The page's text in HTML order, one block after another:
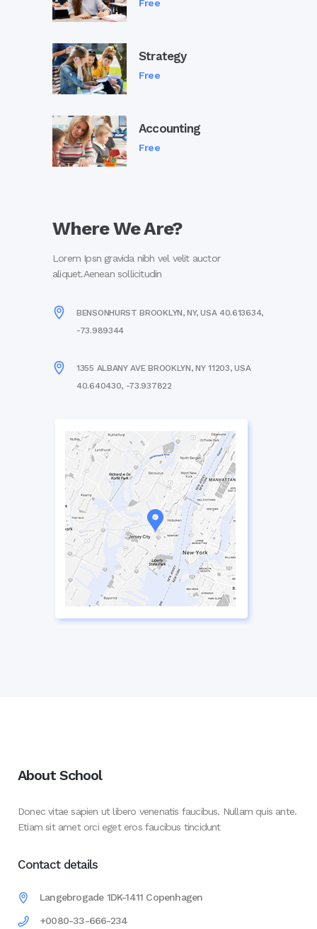
Free
Strategy
Free
Accounting
Free
Where We Are?
Lorem Ipsn gravida nibh vel velit auctor
aliquet.Aenean sollicitudin
BENSONHURST BROOKLYN, NY, USA 40.613634,
-73.989344
1355 ALBANY AVE BROOKLYN, NY 11203, USA
40.640430, -73.937822
About School
Donec vitae sapien ut libero venenatis faucibus. Nullam quis ante.
Etiam sit amet orci eget eros faucibus tincidunt
Contact details
Langebrogade 1DK-1411 Copenhagen
+0080-33-666-234